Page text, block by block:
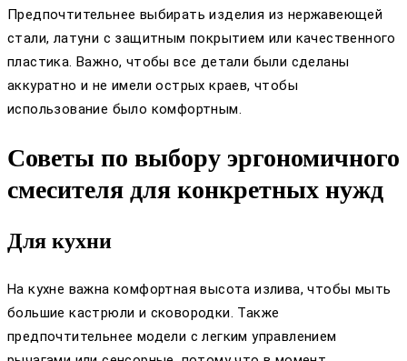
Предпочтительнее выбирать изделия из нержавеющей
стали, латуни с защитным покрытием или качественного
пластика. Важно, чтобы все детали были сделаны
аккуратно и не имели острых краев, чтобы
использование было комфортным.
Советы по выбору эргономичного
смесителя для конкретных нужд
Для кухни
На кухне важна комфортная высота излива, чтобы мыть
большие кастрюли и сковородки. Также
предпочтительнее модели с легким управлением